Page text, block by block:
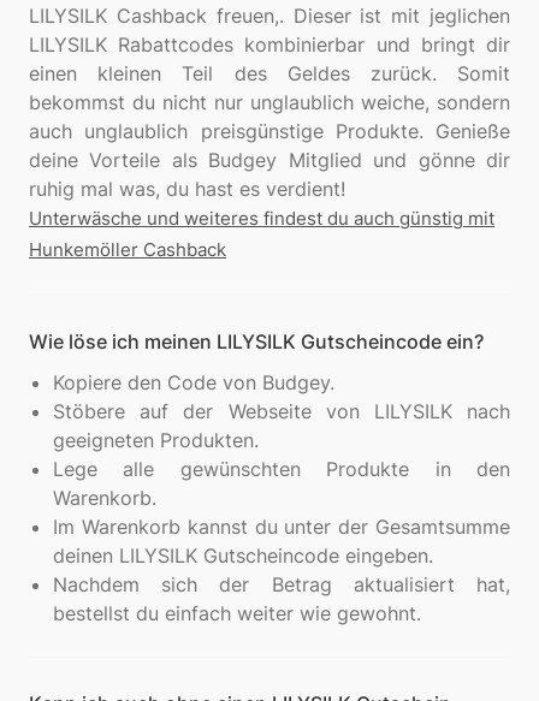
LILYSILK Cashback freuen,. Dieser ist mit jeglichen
LILYSILK Rabattcodes kombinierbar und bringt dir
einen kleinen Teil des Geldes zurück. Somit
bekommst du nicht nur unglaublich weiche, sondern
auch unglaublich preisgünstige Produkte. Genieße
deine Vorteile als Budgey Mitglied und gönne dir
Unterwäsche und weiteres findest du auch günstig mit
Hunkemöller Cashback
Wie löse ich meinen LILYSILK Gutscheincode ein?
Kopiere den Code von Budgey.
Stöbere auf der Webseite von LILYSILK nach
geeigneten Produkten.
Lege alle gewünschten Produkte in den
Warenkorb.
Im Warenkorb kannst du unter der Gesamtsumme
deinen LILYSILK Gutscheincode eingeben.
Nachdem sich der Betrag aktualisiert hat,
bestellst du einfach weiter wie gewohnt.